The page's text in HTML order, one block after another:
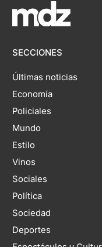
SECCIONES
Últimas noticias
Economía
Policiales
Mundo
Estilo
Vinos
Sociales
Política
Sociedad
Deportes